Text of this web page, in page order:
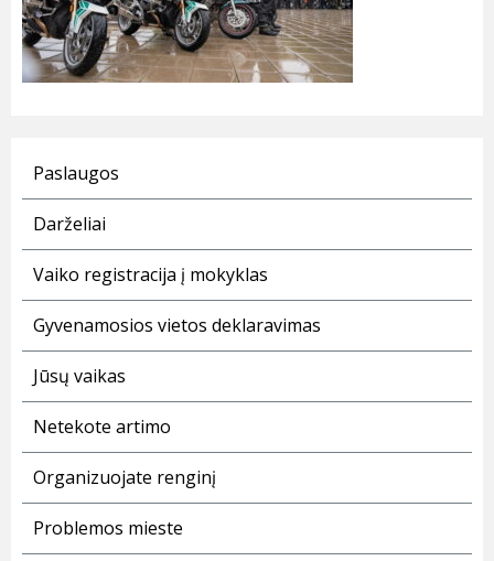
Paslaugos
Darželiai
Vaiko registracija į mokyklas
Gyvenamosios vietos deklaravimas
Jūsų vaikas
Netekote artimo
Organizuojate renginį
Problemos mieste